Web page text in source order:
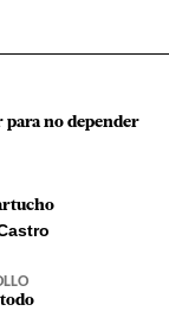
no depender